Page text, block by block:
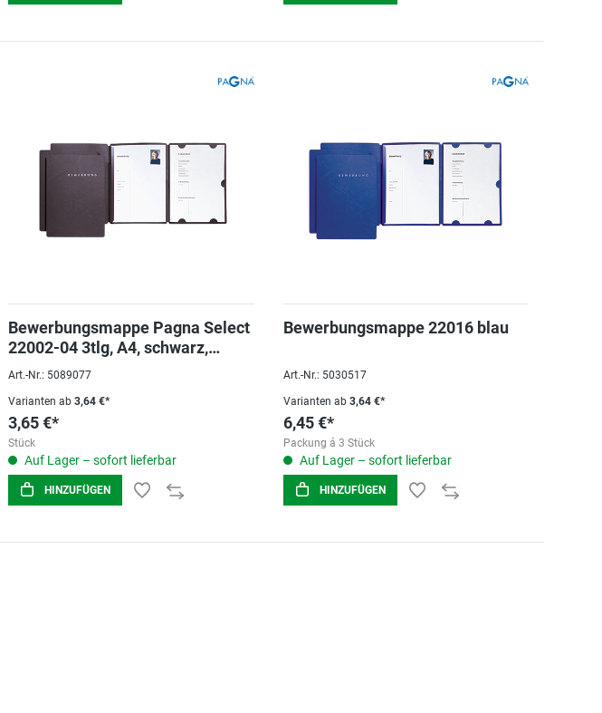
Bewerbungsmappe Pagna Select
22002-04 3tlg, A4, schwarz,
Karton
Art.-Nr.: 5089077
Varianten ab 3,64 €*
3,65 €*
Stück
Auf Lager – sofort lieferbar
HINZUFÜGEN
Bewerbungsmappe 22016 blau
Art.-Nr.: 5030517
Varianten ab3,64 €*
6,45 €*
Packung á 3 Stück
Auf Lager – sofort lieferbar
HINZUFÜGEN